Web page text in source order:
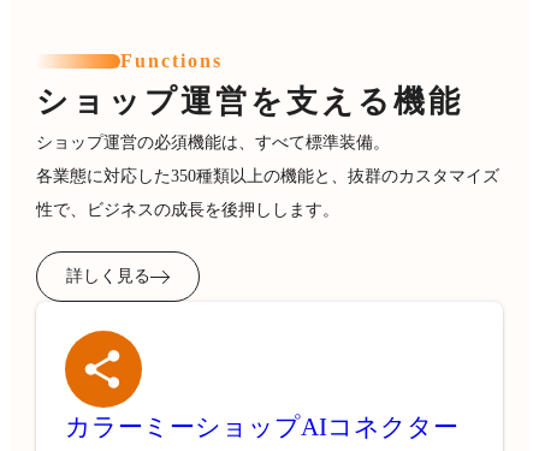
Functions
ショップ運営を支える機能
ショップ運営の必須機能は、すべて標準装備。
各業態に対応した350種類以上の機能と、抜群のカスタマイズ
性で、ビジネスの成長を後押しします。
詳しく見る
カラーミーショップAIコネクター